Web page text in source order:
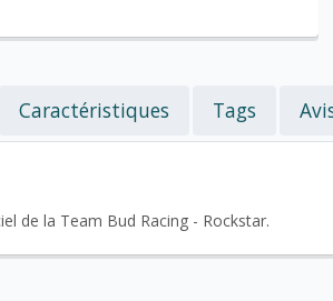
Caractéristiques Tags
de la Team Bud Racing - Rockstar.